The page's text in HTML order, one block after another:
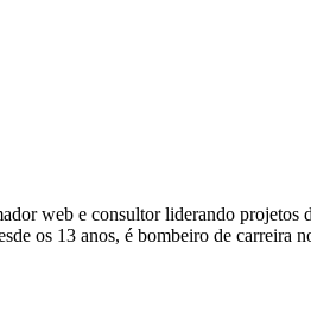
web e consultor liderando projetos
os 13 anos, é bombeiro de carreira